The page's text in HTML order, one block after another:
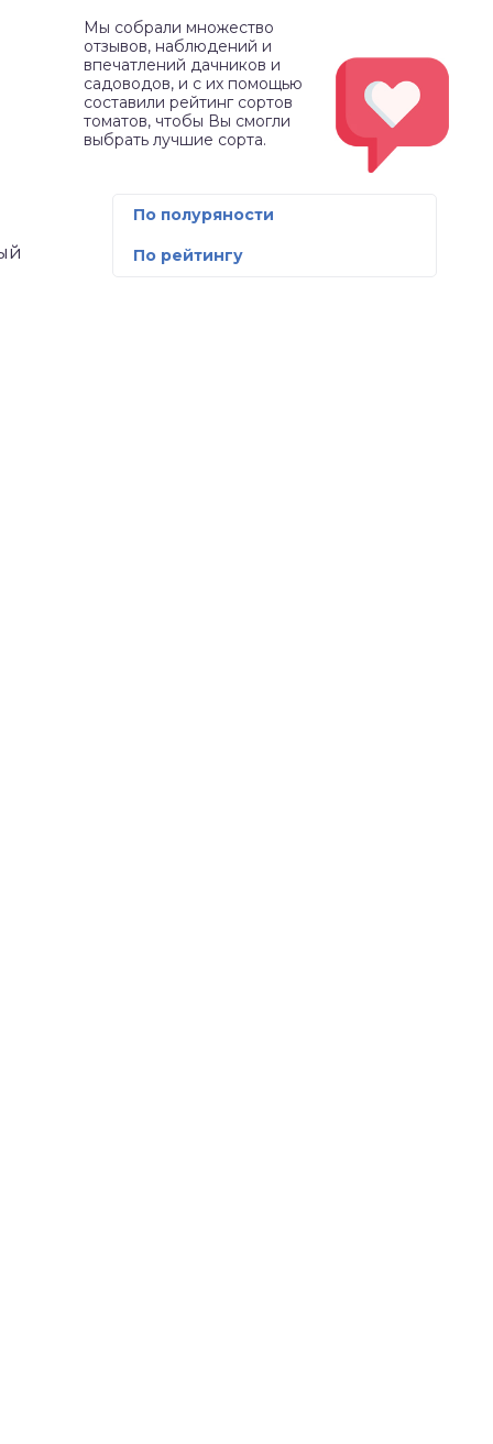
Мы собрали множество
отзывов, наблюдений и
впечатлений дачников и
садоводов, и с их помощью
составили рейтинг сортов
томатов, чтобы Вы смогли
выбрать лучшие сорта.
По полуряности
По рейтингу